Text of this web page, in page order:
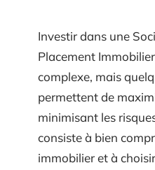
Investir dans une
Placement
complexe, mais
permettent de
minimisant les
consiste à bien
immobilier et à